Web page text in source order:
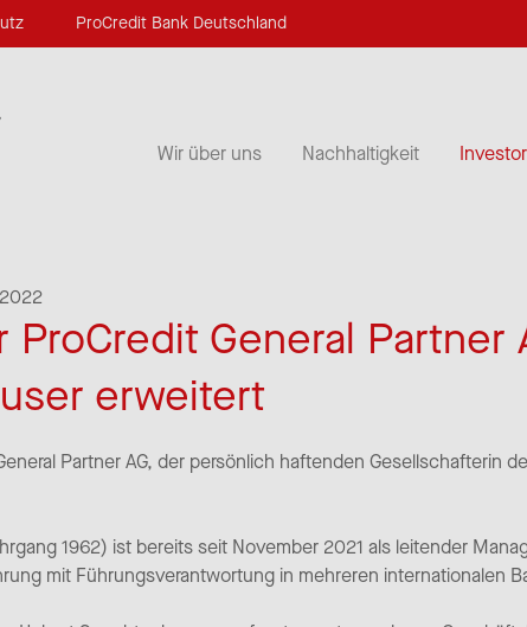
ProCredit Bank Deutschland
Wir über uns Nachhaltigkeit
ProCredit General Partner
erweitert
Partner AG, der persönlich haftenden Gesellschafterin
1962) ist bereits seit November 2021 als leitender
mit Führungsverantwortung in mehreren internationalen